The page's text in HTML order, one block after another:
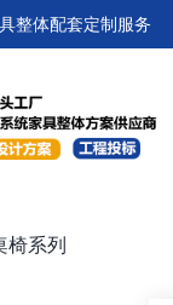
整体配套定制服务
椅系列